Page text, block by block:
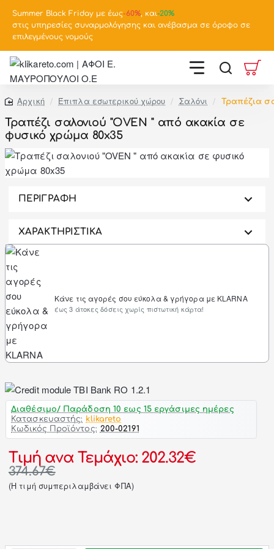
Summer Black Friday με έως-60%, και-20%
στις υπηρεσίες συναρμολόγησης και ανέβασμα σε όροφο σε
επιλεγμένους νομούς
home
Έπιπλα εσωτερικού χώρου Σαλόνι Τραπέζια
Τραπέζι σαλονιού "OVEN " από ακακία σε
φυσικό χρώμα 80x35
ΠΕΡΙΓΡΑΦΗ
ΧΑΡΑΚΤΗΡΙΣΤΙΚΑ
Κάνε τις αγορές σου εύκολα & γρήγορα με KLARNA
έως 3 άτοκες δόσεις χωρίς πιστωτική κάρτα!
Διαθέσιμο/ Παράδοση 10 εως 15 εργάσιμες ημέρες
Κατασκευαστής: klikareto
Κωδικός Προϊόντος: 200-02191
Τιμή ανα Τεμάχιο: 202.32€
374.67€
(H τιμή συμπεριλαμβάνει ΦΠΑ)